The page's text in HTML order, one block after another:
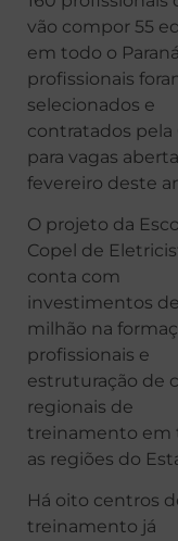
vão compor 55
em todo o
profissionais
selecionados e
contratados pela
para vagas
fevereiro deste
O projeto da
Copel de
conta com
investimentos de
milhão na
profissionais e
estruturação de
regionais de
treinamento em
as regiões do
Há oito centros
treinamento já